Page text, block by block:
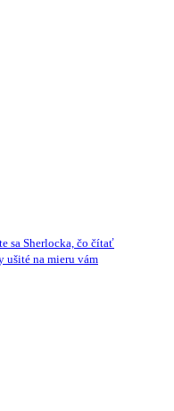
sa Sherlocka, čo čítať
ušité na mieru vám